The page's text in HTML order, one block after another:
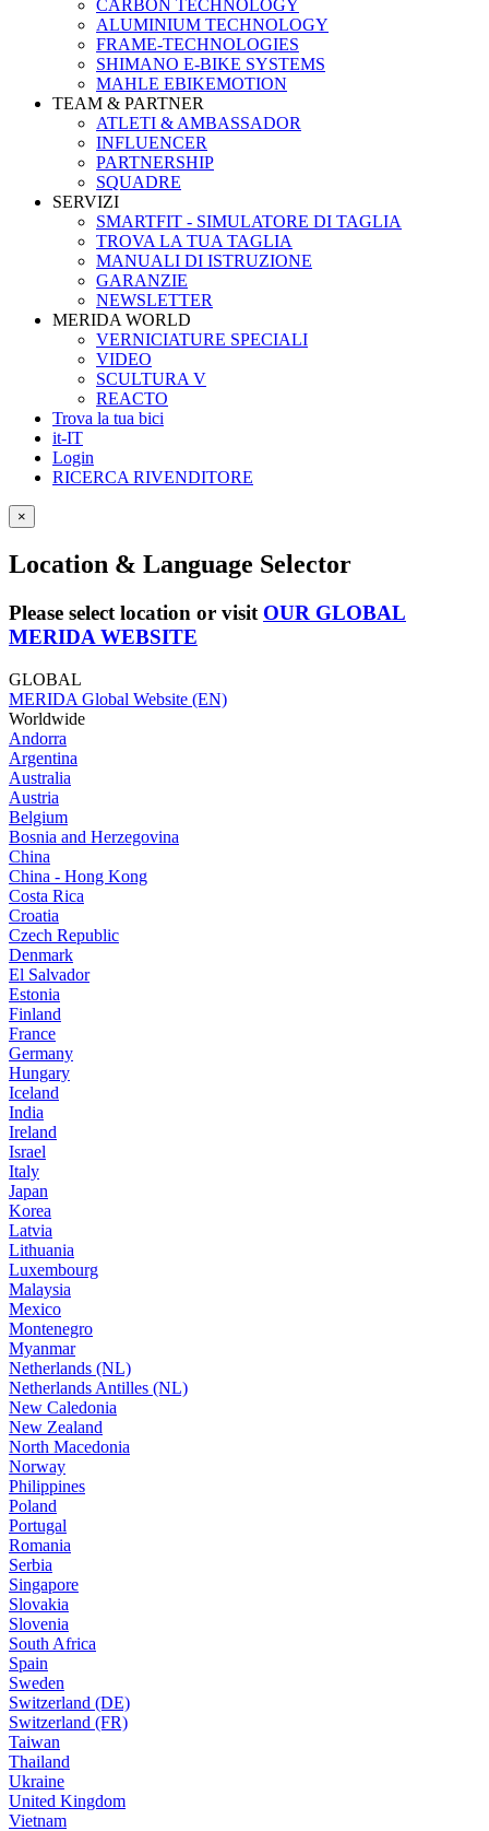
CARBON TECHNOLOGY
ALUMINIUM TECHNOLOGY
FRAME-TECHNOLOGIES
SHIMANO E-BIKE SYSTEMS
MAHLE EBIKEMOTION
TEAM & PARTNER
ATLETI & AMBASSADOR
INFLUENCER
PARTNERSHIP
SQUADRE
SERVIZI
SMARTFIT - SIMULATORE DI TAGLIA
TROVA LA TUA TAGLIA
MANUALI DI ISTRUZIONE
GARANZIE
NEWSLETTER
MERIDA WORLD
VERNICIATURE SPECIALI
VIDEO
SCULTURA V
REACTO
Trova la tua bici
it-IT
Login
RICERCA RIVENDITORE
×
Location & Language Selector
Please select location or visit OUR GLOBAL
MERIDA WEBSITE
GLOBAL
MERIDA Global Website (EN)
Worldwide
Andorra
Argentina
Australia
Austria
Belgium
Bosnia and Herzegovina
China
China - Hong Kong
Costa Rica
Croatia
Czech Republic
Denmark
El Salvador
Estonia
Finland
France
Germany
Hungary
Iceland
India
Ireland
Israel
Italy
Japan
Korea
Latvia
Lithuania
Luxembourg
Malaysia
Mexico
Montenegro
Myanmar
Netherlands (NL)
Netherlands Antilles (NL)
New Caledonia
New Zealand
North Macedonia
Norway
Philippines
Poland
Portugal
Romania
Serbia
Singapore
Slovakia
Slovenia
South Africa
Spain
Sweden
Switzerland (DE)
Switzerland (FR)
Taiwan
Thailand
Ukraine
United Kingdom
Vietnam